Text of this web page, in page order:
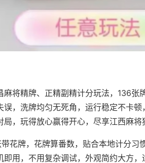
麻将精牌、正精副精计分玩法，136张
，洗牌均匀无死角，运行稳定不卡顿
，玩得放心赢得开心，尽享江西麻将
花牌，花牌算番数，贴合本地计分习
用，不用复杂调试，外观简约大方，